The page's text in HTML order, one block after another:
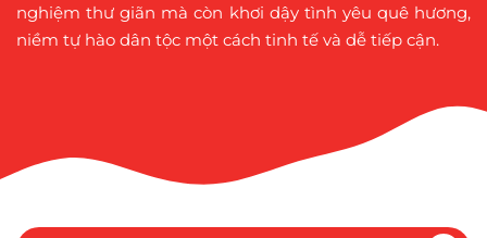
nghiệm thư giãn mà còn khơi dậy tình yêu quê hương,
niềm tự hào dân tộc một cách tinh tế và dễ tiếp cận.